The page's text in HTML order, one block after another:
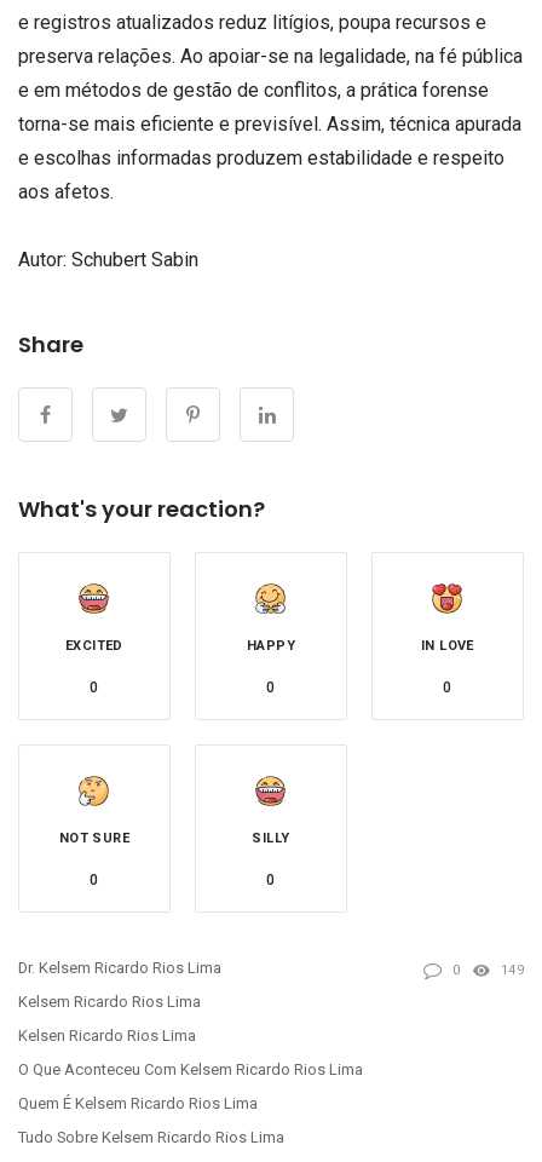
e registros atualizados reduz litígios, poupa recursos e
preserva relações. Ao apoiar-se na legalidade, na fé pública
e em métodos de gestão de conflitos, a prática forense
torna-se mais eficiente e previsível. Assim, técnica apurada
e escolhas informadas produzem estabilidade e respeito
aos afetos.
Autor: Schubert Sabin
Share
What's your reaction?
EXCITED
0
HAPPY
0
IN LOVE
0
NOT SURE
0
SILLY
0
Dr. Kelsem Ricardo Rios Lima
Kelsem Ricardo Rios Lima
Kelsen Ricardo Rios Lima
O Que Aconteceu Com Kelsem Ricardo Rios Lima
Quem É Kelsem Ricardo Rios Lima
Tudo Sobre Kelsem Ricardo Rios Lima
0 149